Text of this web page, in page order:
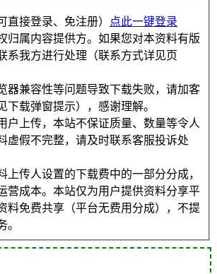
直接登录、免注册）
点此一键登录
归属内容提供方。如果您对本资料有版
系我方进行处理（联系方式详见页
器兼容性等问题导致下载失败，请加客
下载弹窗提示），感谢理解。
户上传，本站不保证质量、数量等令人
虚假不完整，请及时联系客服投诉处
传人设置的下载费中的一部分分成，
营成本。本站仅为用户提供资料分享平
料免费共享（平台无费用分成），不提
。